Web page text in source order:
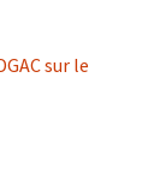
sur le